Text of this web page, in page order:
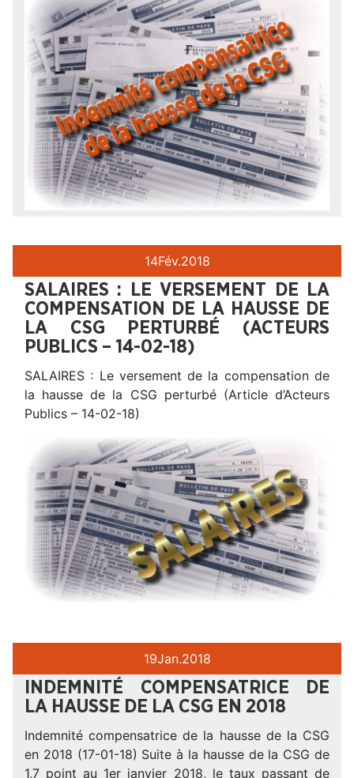
14Fév.2018
SALAIRES : LE VERSEMENT DE LA
COMPENSATION DE LA HAUSSE DE
LA CSG PERTURBÉ (ACTEURS
PUBLICS – 14-02-18)
SALAIRES : Le versement de la compensation de
la hausse de la CSG perturbé (Article d’Acteurs
Publics – 14-02-18)
19Jan.2018
INDEMNITÉ COMPENSATRICE DE
LA HAUSSE DE LA CSG EN 2018
Indemnité compensatrice de la hausse de la CSG
en 2018 (17-01-18) Suite à la hausse de la CSG de
1,7 point au 1er janvier 2018, le taux passant de